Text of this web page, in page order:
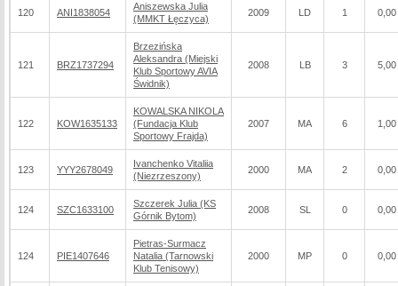
120 ANI1838054
Aniszewska Julia
(MMKT Łęczyca)
2009 LD 1 0,00
121 BRZ1737294
Brzezińska
Aleksandra (Miejski
Klub Sportowy AVIA
Świdnik)
2008 LB 3 5,00
122 KOW1635133
KOWALSKA NIKOLA
(Fundacja Klub
Sportowy Frajda)
2007 MA 6 1,00
123 YYY2678049
Ivanchenko Vitaliia
(Niezrzeszony)
2000 MA 2 0,00
124 SZC1633100
Szczerek Julia (KS
Górnik Bytom)
2008 SL 0 0,00
124 PIE1407646
Pietras-Surmacz
Natalia (Tarnowski
Klub Tenisowy)
2000 MP 0 0,00